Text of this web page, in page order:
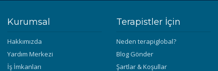
Kurumsal
Hakkımızda
Yardım Merkezi
İş İmkanları
Terapistler İçin
Neden terapiglobal?
Blog Gönder
Şartlar & Koşullar